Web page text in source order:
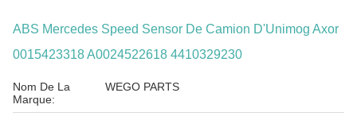
ABS Mercedes Speed Sensor De Camion D'Unimog Axor
0015423318 A0024522618 4410329230
Nom De La
Marque:
WEGO PARTS